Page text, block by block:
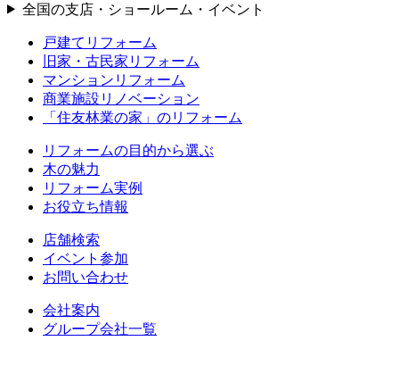
全国の支店・ショールーム・イベント
戸建てリフォーム
旧家・古民家リフォーム
マンションリフォーム
商業施設リノベーション
「住友林業の家」のリフォーム
リフォームの目的から選ぶ
木の魅力
リフォーム実例
お役立ち情報
店舗検索
イベント参加
お問い合わせ
会社案内
グループ会社一覧